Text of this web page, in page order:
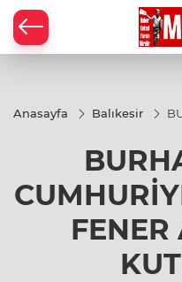
Anasayfa Balıkesir